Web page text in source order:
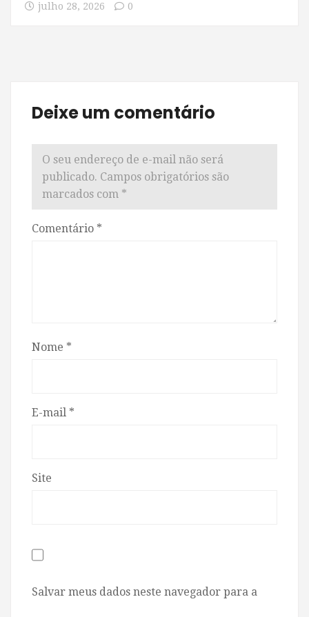
julho 28, 2026 0
Deixe um comentário
O seu endereço de e-mail não será
publicado. Campos obrigatórios são
marcados com *
Comentário *
Nome *
E-mail *
Site
Salvar meus dados neste navegador para a